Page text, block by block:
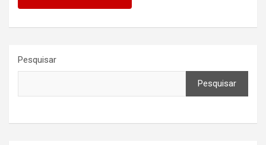
Pesquisar
Pesquisar